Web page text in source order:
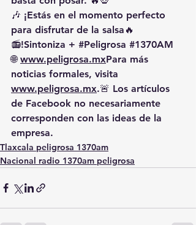
🎶 ¡Estás en el momento perfecto
para disfrutar de la salsa🔥
📻!Sintoniza + #Peligrosa #1370AM
🌐 www.peligrosa.mxPara más
noticias formales, visita
www.peligrosa.mx.🚨 Los artículos
de Facebook no necesariamente
corresponden con las ideas de la
empresa.
Tlaxcala peligrosa 1370am
Nacional radio 1370am peligrosa